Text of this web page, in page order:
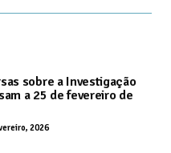
sobre a Investigação
a 25 de fevereiro de
2026